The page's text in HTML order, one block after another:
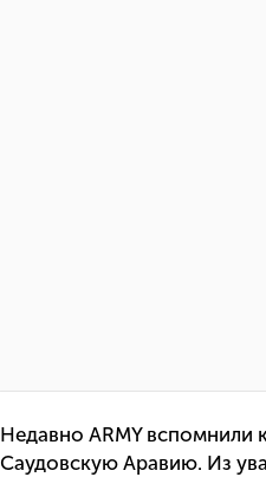
Недавно ARMY вспомнили
Саудовскую Аравию. Из